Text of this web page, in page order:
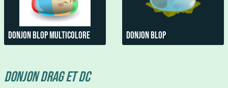
Donjon Blop Multicolore Donjon blop
Donjon Drag et DC